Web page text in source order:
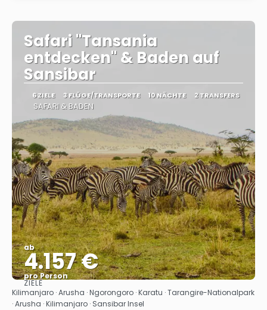
Safari "Tansania
entdecken" & Baden auf
Sansibar
6 ZIELE 3 FLÜGE/TRANSPORTE 10 NÄCHTE 2 TRANSFERS
SAFARI & BADEN
ab
4.157 €
pro Person
Sehen
ZIELE
Kilimanjaro · Arusha · Ngorongoro · Karatu · Tarangire-Nationalpark
· Arusha · Kilimanjaro · Sansibar Insel